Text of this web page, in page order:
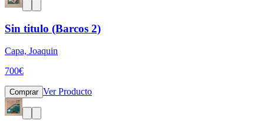
Sin titulo (Barcos 2)
Capa, Joaquin
700€
Comprar Ver Producto